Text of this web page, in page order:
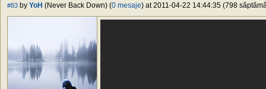
#83 by YoH (Never Back Down) (0 mesaje) at 2011-04-22 14:44:35 (798